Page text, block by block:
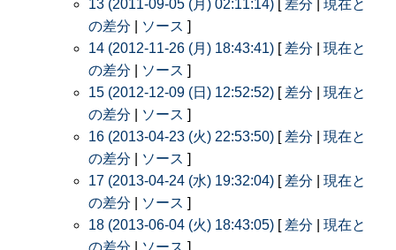
13 (2011-09-05 (月) 02:11:14) [ 差分
現在と
の差分
ソース ]
14 (2012-11-26 (月) 18:43:41) [ 差分
現在と
の差分
ソース ]
15 (2012-12-09 (日) 12:52:52) [ 差分
現在と
の差分
ソース ]
16 (2013-04-23 (火) 22:53:50) [ 差分
現在と
の差分
ソース ]
17 (2013-04-24 (水) 19:32:04) [ 差分
現在と
の差分
ソース ]
18 (2013-06-04 (火) 18:43:05) [ 差分
現在と
の差分
ソース ]